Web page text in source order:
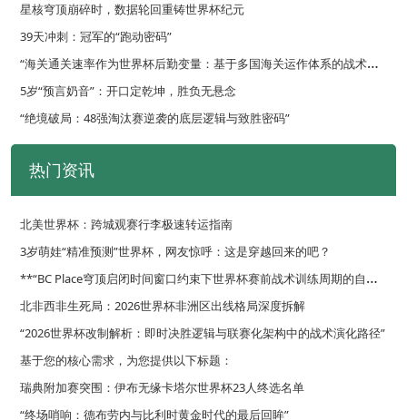
星核穹顶崩碎时，数据轮回重铸世界杯纪元
39天冲刺：冠军的“跑动密码”
“
海关通关速率作为世界杯后勤变量：基于多国海关运作体系的战术评估框架”
5岁“预言奶音”：开口定乾坤，胜负无悬念
“绝境破局：48强淘汰赛逆袭的底层逻辑与致胜密码”
热门资讯
北美世界杯：跨城观赛行李极速转运指南
3岁萌娃“精准预测”世界杯，网友惊呼：这是穿越回来的吧？
*
*“BC Place穹顶启闭时间窗口约束下世界杯赛前战术训练周期的自适应优化调度策略”**
北非西非生死局：2026世界杯非洲区出线格局深度拆解
“2026世界杯改制解析：即时决胜逻辑与联赛化架构中的战术演化路径”
基于您的核心需求，为您提供以下标题：
瑞典附加赛突围：伊布无缘卡塔尔世界杯23人终选名单
“终场哨响：德布劳内与比利时黄金时代的最后回眸”